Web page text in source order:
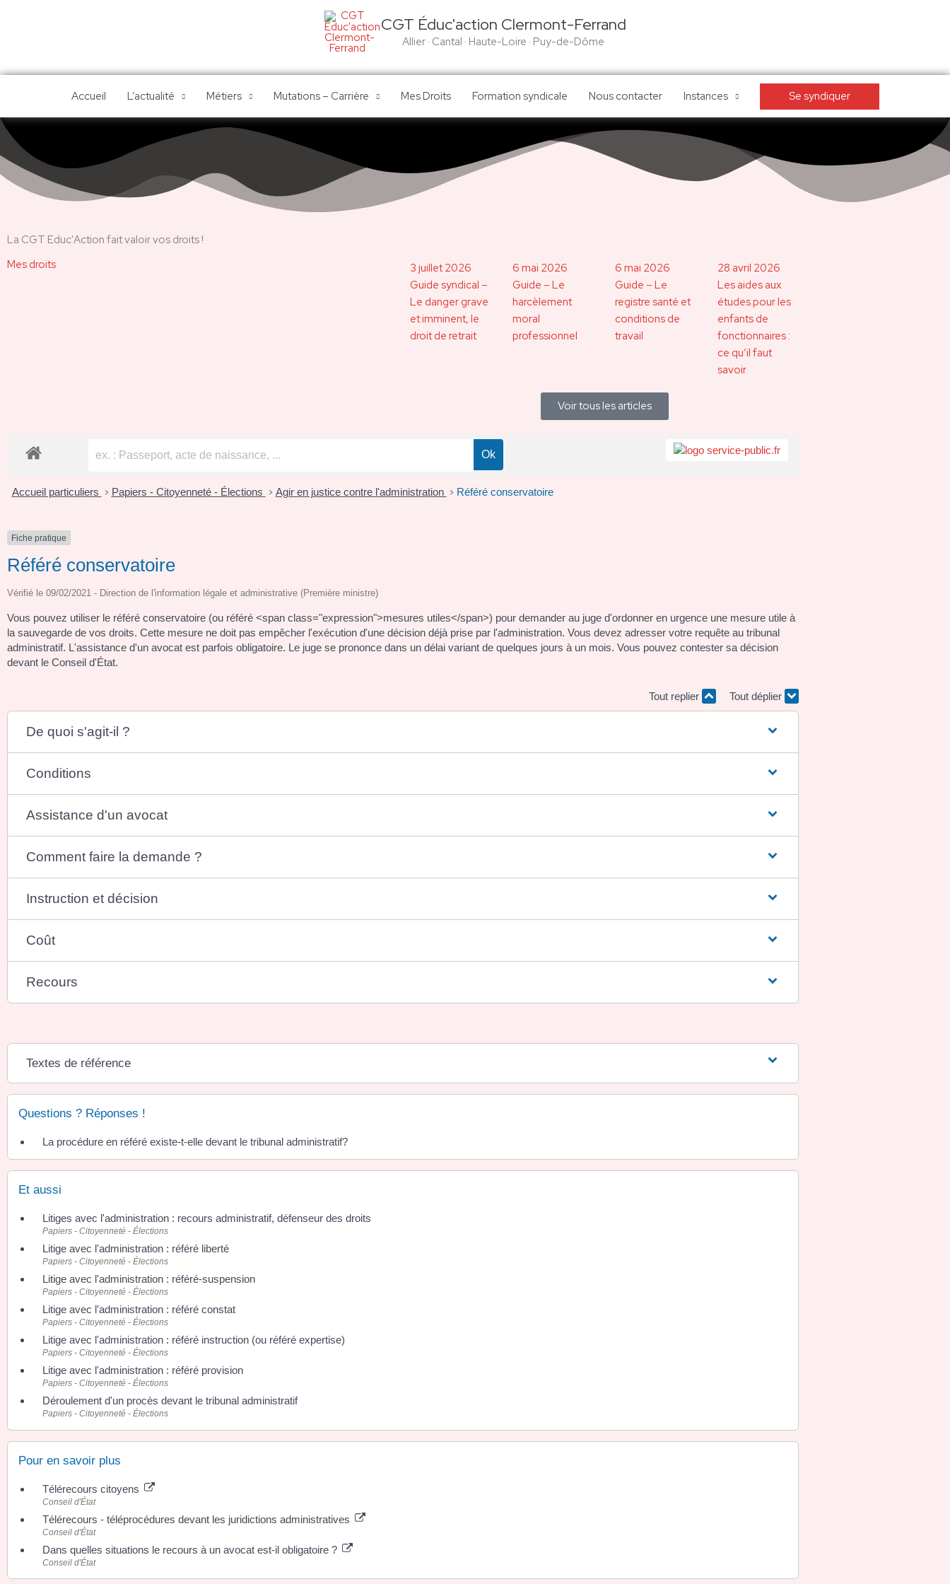
CGT Éduc'action Clermont-Ferrand
Allier · Cantal · Haute-Loire · Puy-de-Dôme
Accueil L’actualité Métiers Mutations – Carrière Mes Droits Formation syndicale Nous contacter Instances Se syndiquer
La CGT Educ'Action fait valoir vos droits !
Mes droits
3 juillet 2026
Guide syndical –
Le danger grave
et imminent, le
droit de retrait
6 mai 2026
Guide – Le
harcèlement
moral
professionnel
6 mai 2026
Guide – Le
registre santé et
conditions de
travail
28 avril 2026
Les aides aux
études pour les
enfants de
fonctionnaires :
ce qu’il faut
savoir
Voir tous les articles
Accueil particuliers > Papiers - Citoyenneté - Élections > Agir en justice contre l'administration > Référé conservatoire
Fiche pratique
Référé conservatoire
Vérifié le 09/02/2021 - Direction de l'information légale et administrative (Première ministre)
Vous pouvez utiliser le référé conservatoire (ou référé <span class="expression">mesures utiles</span>) pour demander au juge d'ordonner en urgence une mesure utile à
la sauvegarde de vos droits. Cette mesure ne doit pas empêcher l'exécution d'une décision déjà prise par l'administration. Vous devez adresser votre requête au tribunal
administratif. L'assistance d'un avocat est parfois obligatoire. Le juge se prononce dans un délai variant de quelques jours à un mois. Vous pouvez contester sa décision
devant le Conseil d'État.
Tout replier Tout déplier
De quoi s'agit-il ?
Conditions
Assistance d'un avocat
Comment faire la demande ?
Instruction et décision
Coût
Recours
Textes de référence
Questions ? Réponses !
La procédure en référé existe-t-elle devant le tribunal administratif?
Et aussi
Litiges avec l'administration : recours administratif, défenseur des droits
Papiers - Citoyenneté - Élections
Litige avec l'administration : référé liberté
Papiers - Citoyenneté - Élections
Litige avec l'administration : référé-suspension
Papiers - Citoyenneté - Élections
Litige avec l'administration : référé constat
Papiers - Citoyenneté - Élections
Litige avec l'administration : référé instruction (ou référé expertise)
Papiers - Citoyenneté - Élections
Litige avec l'administration : référé provision
Papiers - Citoyenneté - Élections
Déroulement d'un procès devant le tribunal administratif
Papiers - Citoyenneté - Élections
Pour en savoir plus
Télérecours citoyens
Conseil d'État
Télérecours - téléprocédures devant les juridictions administratives
Conseil d'État
Dans quelles situations le recours à un avocat est-il obligatoire ?
Conseil d'État